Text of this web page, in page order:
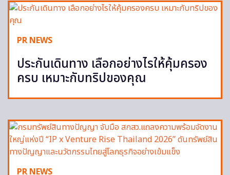
PR NEWS
ประกันเดินทาง เลือกอย่างไรให้คุ้มครอง
ครบ เหมาะกับทริปของคุณ
PR NEWS